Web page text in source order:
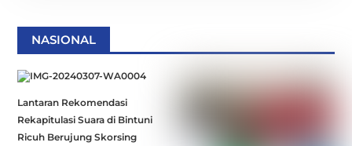
NASIONAL
Lantaran Rekomendasi
Rekapitulasi Suara di Bintuni
Ricuh Berujung Skorsing